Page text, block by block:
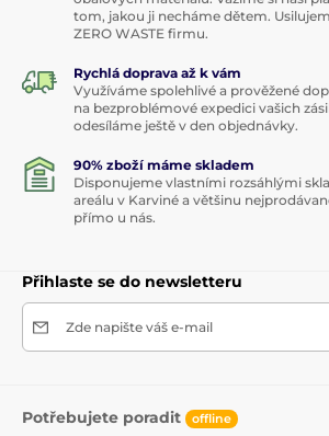
tom, jakou ji necháme dětem.
ZERO WASTE firmu.
Rychlá doprava až k vám
Využíváme spolehlivé a prověžené
na bezproblémové expedici vašich
odesíláme ještě v den objednávky.
90% zboží máme skladem
Disponujeme vlastními rozsáhlými
areálu v Karviné a většinu
přímo u nás.
Přihlaste se do newsletteru
Zde napište váš e-mail
Potřebujete poradit offline